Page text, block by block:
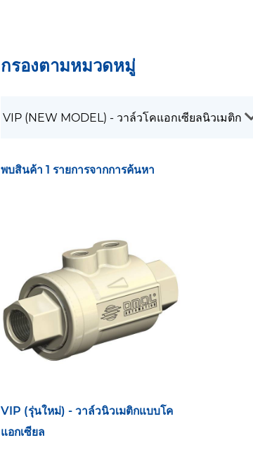
กรองตามหมวดหมู่
พบสินค้า 1 รายการจากการค้นหา
VIP (รุ่นใหม่) - วาล์วนิวเมติกแบบโค
แอกเซียล